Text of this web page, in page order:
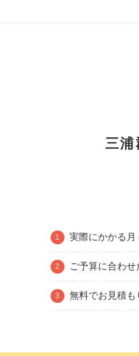
三浦
実際にかかる月
ご予算に合わせ
無料でお見積も